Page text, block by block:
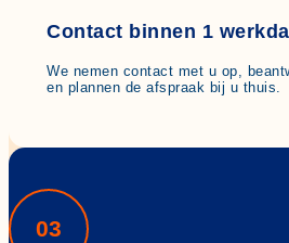
Contact binnen 1
We nemen contact met u op,
en plannen de afspraak bij u thuis.
03